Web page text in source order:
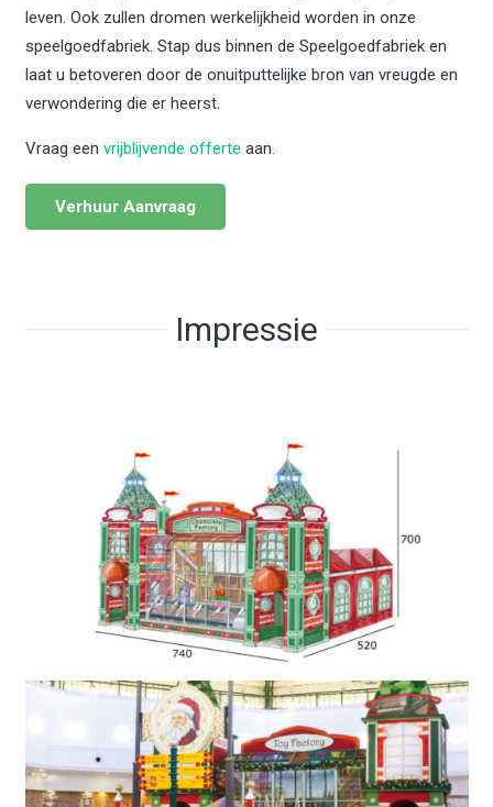
leven. Ook zullen dromen werkelijkheid worden in onze
speelgoedfabriek. Stap dus binnen de Speelgoedfabriek en
laat u betoveren door de onuitputtelijke bron van vreugde en
verwondering die er heerst.
Vraag een vrijblijvende offerte aan.
Verhuur Aanvraag
Impressie